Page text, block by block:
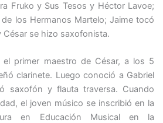
Fruko y Sus Tesos y Héctor Lavoe;
los Hermanos Martelo; Jaime tocó
se hizo saxofonista.
el primer maestro de César, a los 5
clarinete. Luego conoció a Gabriel
saxofón y flauta traversa. Cuando
el joven músico se inscribió en la
en Educación Musical en la